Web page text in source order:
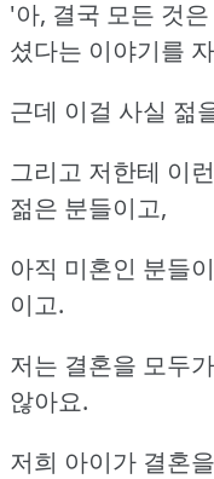
'아, 결국 모든 것
셨다는 이야기를
근데 이걸 사실 젊
그리고 저한테 이
젊은 분들이고,
아직 미혼인 분들
이고.
저는 결혼을 모두
않아요.
저희 아이가 결혼